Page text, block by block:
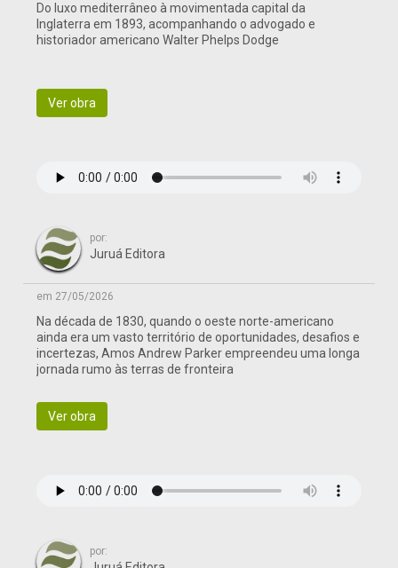
Do luxo mediterrâneo à movimentada capital da
Inglaterra em 1893, acompanhando o advogado e
historiador americano Walter Phelps Dodge
Ver obra
por:
Juruá Editora
em 27/05/2026
Na década de 1830, quando o oeste norte-americano
ainda era um vasto território de oportunidades, desafios e
incertezas, Amos Andrew Parker empreendeu uma longa
jornada rumo às terras de fronteira
Ver obra
por: